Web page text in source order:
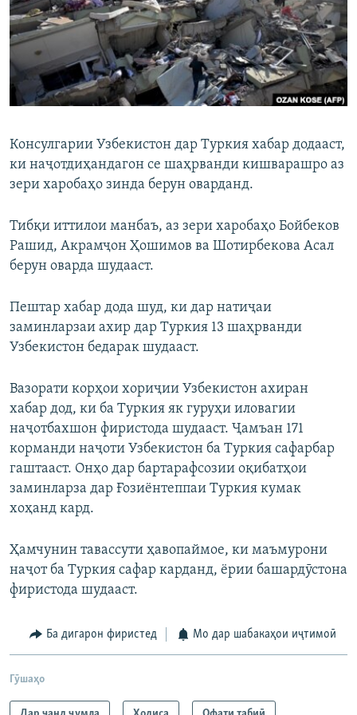
ГУЗОРИШҲОИ РАДИОӢ
Русский
ПАЙГИРӢ КУНЕД
Ҳамаи сомонаҳои RFE/RL
Консулгарии Узбекистон дар Туркия хабар додааст,
ки наҷотдиҳандагон се шаҳрванди кишварашро аз
зери харобаҳо зинда берун оварданд.
Тибқи иттилои манбаъ, аз зери харобаҳо Бойбеков
Рашид, Акрамҷон Ҳошимов ва Шотирбекова Асал
берун оварда шудааст.
Пештар хабар дода шуд, ки дар натиҷаи
заминларзаи ахир дар Туркия 13 шаҳрванди
Узбекистон бедарак шудааст.
Вазорати корҳои хориҷии Узбекистон ахиран
хабар дод, ки ба Туркия як гуруҳи иловагии
наҷотбахшон фиристода шудааст. Ҷамъан 171
корманди наҷоти Узбекистон ба Туркия сафарбар
гаштааст. Онҳо дар бартарафсозии оқибатҳои
заминларза дар Ғозиёнтеппаи Туркия кумак
хоҳанд кард.
Ҳамчунин тавассути ҳавопаймое, ки маъмурони
наҷот ба Туркия сафар карданд, ёрии башардӯстона
фиристода шудааст.
Ба дигарон фиристед Мо дар шабакаҳои иҷтимоӣ
Гӯшаҳо